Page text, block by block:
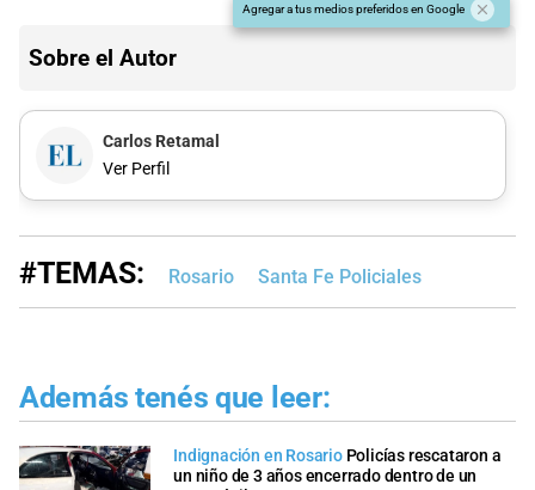
Agregar a tus medios preferidos en Google
Sobre el Autor
Carlos Retamal
Ver Perfil
#TEMAS: Rosario Santa Fe Policiales
Además tenés que leer:
Indignación en Rosario Policías rescataron a
un niño de 3 años encerrado dentro de un